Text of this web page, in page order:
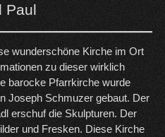
Paul
wunderschöne Kirche im Ort
zu dieser wirklich
barocke Pfarrkirche wurde
Joseph Schmuzer gebaut. Der
erschuf die Skulpturen. Der
und Fresken. Diese Kirche